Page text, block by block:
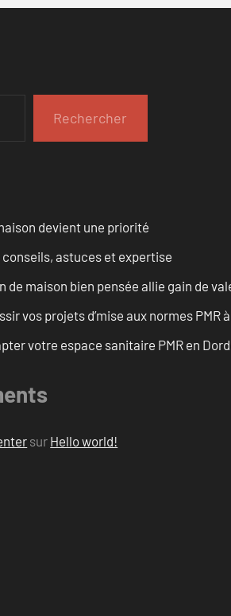
Rechercher
devient une priorité
astuces et expertise
de maison bien pensée allie gain de
vos projets d’mise aux normes PMR
votre espace sanitaire PMR en
sur Hello world!